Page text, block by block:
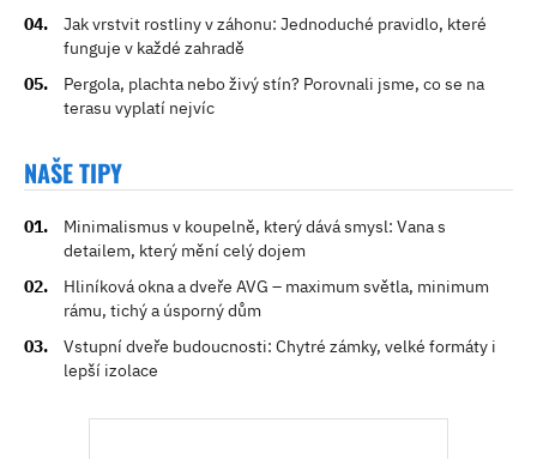
Jak vrstvit rostliny v záhonu: Jednoduché pravidlo, které
funguje v každé zahradě
Pergola, plachta nebo živý stín? Porovnali jsme, co se na
terasu vyplatí nejvíc
NAŠE TIPY
Minimalismus v koupelně, který dává smysl: Vana s
detailem, který mění celý dojem
Hliníková okna a dveře AVG – maximum světla, minimum
rámu, tichý a úsporný dům
Vstupní dveře budoucnosti: Chytré zámky, velké formáty i
lepší izolace